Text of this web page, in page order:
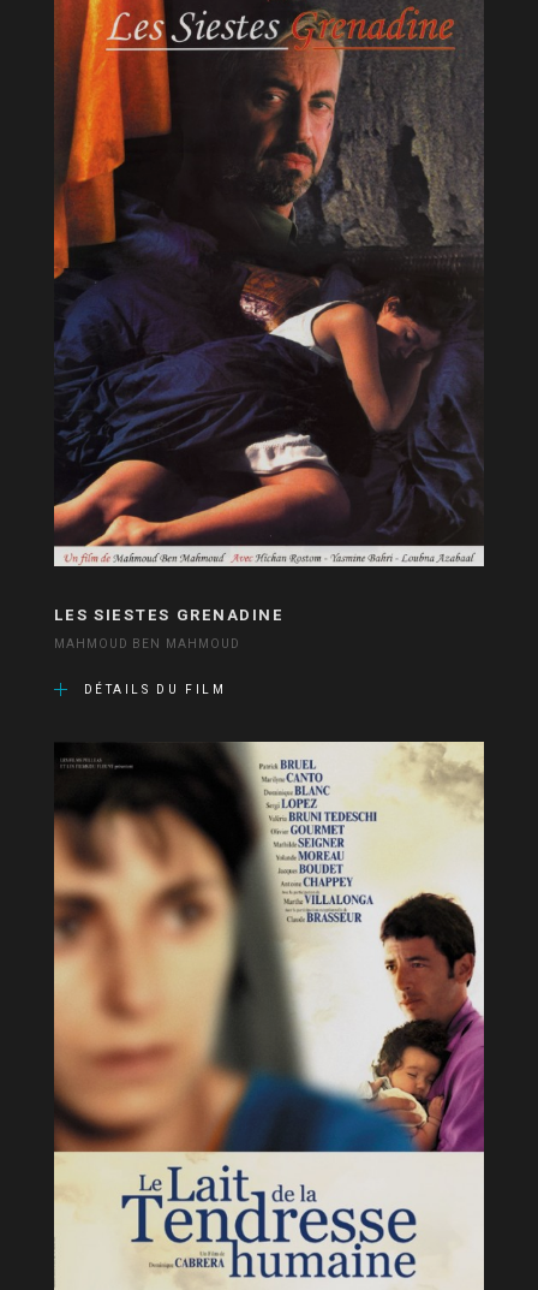
LES SIESTES GRENADINE
MAHMOUD BEN MAHMOUD
DÉTAILS DU FILM